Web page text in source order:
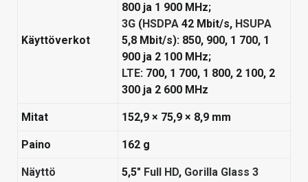
Käyttöverkot
800 ja 1 900 MHz;
3G (HSDPA 42 Mbit/s, HSUPA
5,8 Mbit/s): 850, 900, 1 700, 1
900 ja 2 100 MHz;
LTE: 700, 1 700, 1 800, 2 100, 2
300 ja 2 600 MHz
Mitat 152,9 × 75,9 × 8,9 mm
Paino 162 g
Näyttö 5,5″ Full HD, Gorilla Glass 3